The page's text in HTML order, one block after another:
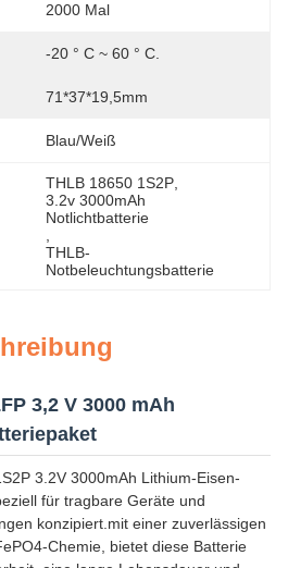
2000 Mal
-20 ° C ~ 60 ° C.
71*37*19,5mm
Blau/Weiß
THLB 18650 1S2P
3.2v 3000mAh
Notlichtbatterie
THLB-
Notbeleuchtungsbatterie
3,2 V 3000 mAh
3.2V 3000mAh Lithium-Eisen-
für tragbare Geräte und
konzipiert.mit einer zuverlässigen
Chemie, bietet diese Batterie